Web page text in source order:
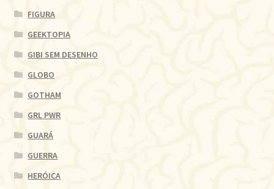
FIGURA
GEEKTOPIA
GIBI SEM DESENHO
GLOBO
GOTHAM
GRL PWR
GUARÁ
GUERRA
HERÓICA